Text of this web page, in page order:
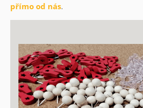
přímo od nás.